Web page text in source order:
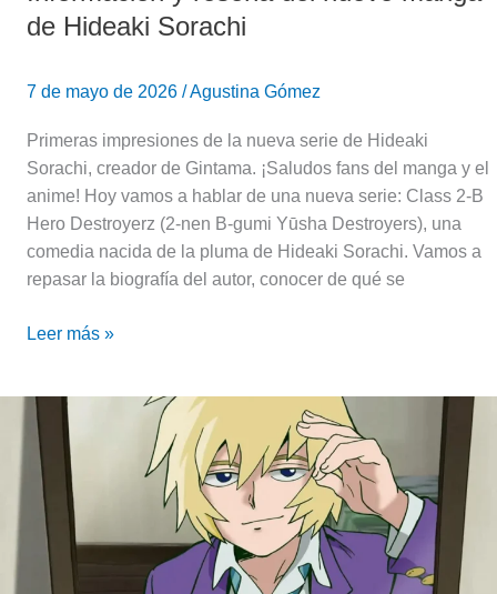
de Hideaki Sorachi
7 de mayo de 2026 /Agustina Gómez
Primeras impresiones de la nueva serie de Hideaki
Sorachi, creador de Gintama. ¡Saludos fans del manga y el
anime! Hoy vamos a hablar de una nueva serie: Class 2-B
Hero Destroyerz (2-nen B-gumi Yūsha Destroyers), una
comedia nacida de la pluma de Hideaki Sorachi. Vamos a
repasar la biografía del autor, conocer de qué se
Hideaki
Sorachi
Leer más »
Hoy
es
cumpleaños
de
Teruki
Hanazawa